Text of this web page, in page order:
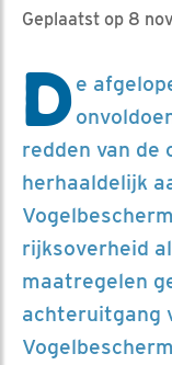
Geplaatst op 8
De
redden van de
herhaaldelijk
rijksoverheid
maatregelen
achteruitgang